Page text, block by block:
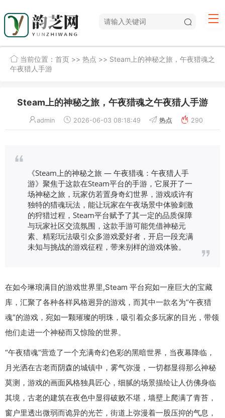
当前位置： 首页 >> 热点 >> Steam上的神秘之旅，午夜猎魂之
午夜猎人手游
Steam上的神秘之旅，午夜猎魂之午夜猎人手游
admin 2026-06-03 08:18:49 热点 290
《Steam上的神秘之旅 — 午夜猎魂：午夜猎人手
游》聚焦于这款在Steam平台的手游，它展开了一
场神秘之旅，玩家仿若置身奇幻世界，游戏或许有
独特的猎魂玩法，能让玩家在午夜场景中体验刺激
的狩猎过程，Steam平台赋予了其一定的品质保障
与玩家社区交流氛围，这款手游可能凭借神秘元
素、精彩玩法吸引众多游戏爱好者，开启一段充满
未知与挑战的游戏征程，带来别样的游戏体验。
在如今琳琅满目的游戏世界里,Steam 平台宛如一座巨大的宝藏
库，汇聚了各种各样风格迥异的游戏，而其中一款名为“午夜猎
魂”的游戏，宛如一颗璀璨的明珠，吸引着众多玩家的目光，带领
他们走进一个神秘而又惊险的世界。
“午夜猎魂”营造了一个充满奇幻色彩的黑暗世界，当夜幕降临，
月光洒在古老而阴森的城镇中，雾气弥漫，一切都显得那么神秘
莫测，游戏的画面风格独具匠心，细腻的场景描绘让人仿佛身临
其境，古老的建筑在夜色中显得破败不堪，墙壁上爬满了青苔，
窗户里透出微弱而诡异的光芒，街道上弥漫着一股压抑的气息，